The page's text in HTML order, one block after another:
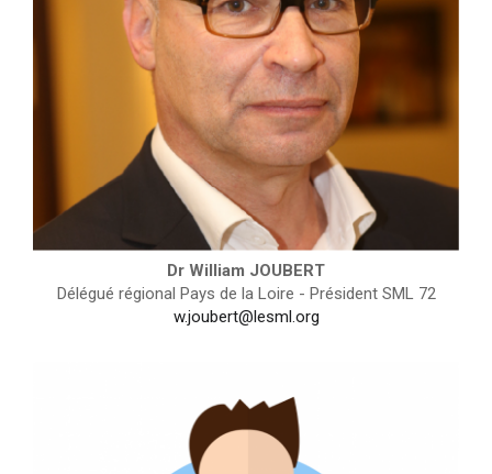
Dr William JOUBERT
Délégué régional Pays de la Loire - Président SML 72
w.joubert@lesml.org